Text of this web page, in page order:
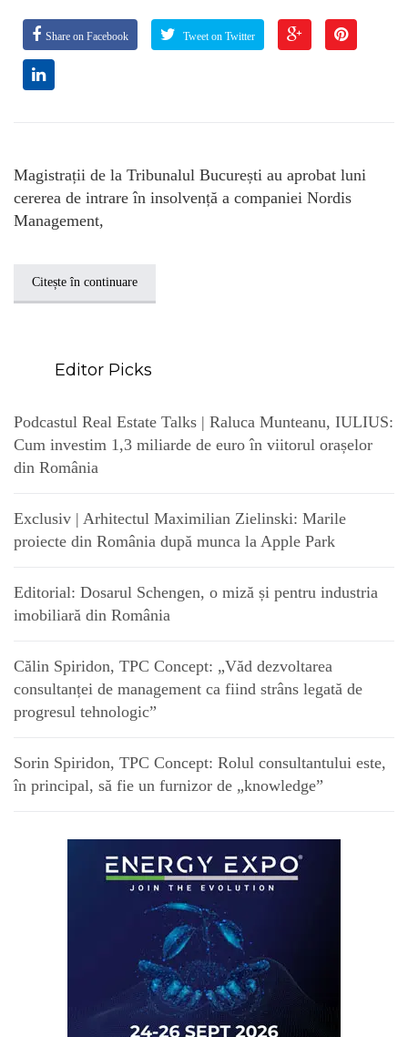
Share on Facebook Tweet on Twitter
Magistrații de la Tribunalul București au aprobat luni
cererea de intrare în insolvență a companiei Nordis
Management,
Citește în continuare
Editor Picks
Podcastul Real Estate Talks | Raluca Munteanu, IULIUS:
Cum investim 1,3 miliarde de euro în viitorul orașelor
din România
Exclusiv | Arhitectul Maximilian Zielinski: Marile
proiecte din România după munca la Apple Park
Editorial: Dosarul Schengen, o miză și pentru industria
imobiliară din România
Călin Spiridon, TPC Concept: „Văd dezvoltarea
consultanței de management ca fiind strâns legată de
progresul tehnologic”
Sorin Spiridon, TPC Concept: Rolul consultantului este,
în principal, să fie un furnizor de „knowledge”